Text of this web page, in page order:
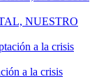
NUESTRO
a la crisis